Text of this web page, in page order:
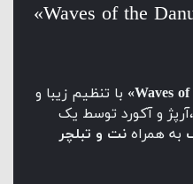
آموزش گیتار قطعه «Waves of the Danube»
با تنظیم زیبا و
و آکورد توسط یک
به همراه نت و تبلچر